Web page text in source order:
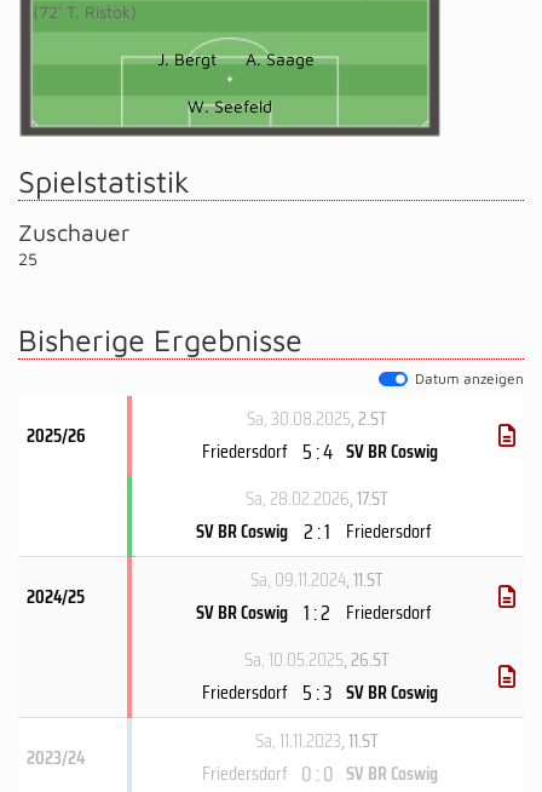
(72' T. Ristok)
J. Bergt A. Saage
W. Seefeld
Spielstatistik
Zuschauer
25
Bisherige Ergebnisse
Datum anzeigen
2025/26
Sa, 30.08.2025, 2.ST
Friedersdorf 5 : 4 SV BR Coswig
Sa, 28.02.2026, 17.ST
SV BR Coswig 2 : 1 Friedersdorf
2024/25
Sa, 09.11.2024, 11.ST
SV BR Coswig 1 : 2 Friedersdorf
Sa, 10.05.2025, 26.ST
Friedersdorf 5 : 3 SV BR Coswig
2023/24
Sa, 11.11.2023, 11.ST
Friedersdorf 0 : 0 SV BR Coswig